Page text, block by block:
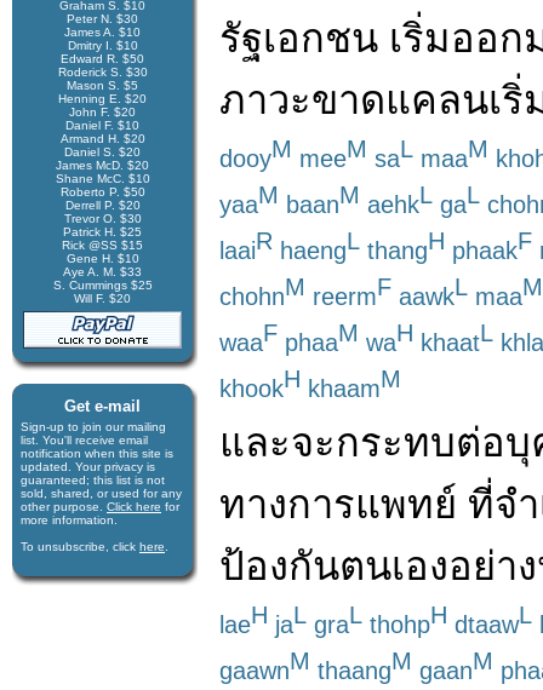
Graham S. $10
Peter N. $30
James A. $10
Dmitry I. $10
Edward R. $50
Roderick S. $30
Mason S. $5
Henning E. $20
John F. $20
Daniel F. $10
Armand H. $20
Daniel S. $20
James McD. $20
Shane McC. $10
Roberto P. $50
Derrell P. $20
Trevor O. $30
Patrick H. $25
Rick @SS $15
Gene H. $10
Aye A. M. $33
S. Cummings $25
Will F. $20
Get e-mail
Sign-up to join our mail­ing
list. You'll receive e­mail
notification when this site is
updated. Your privacy is
guaran­teed; this list is not
sold, shared, or used for any
other purpose. Click here for
more infor­mation.
To unsubscribe, click here
รัฐเอกชน เริ่มออก
ภาวะขาดแคลนเริ่
dooyM meeM saL maaM
yaaM baanM aehkL gaL
laaiR haengL thangH phaakF
chohnM reermF aawkL maaM
waaF phaaM waH khaatL
khookH khaamM
และจะกระทบต่อบุ
ทางการแพทย์ ที่จ
ป้องกันตนเองอย่า
laeH jaL graL thohpH dtaawL
gaawnM thaangM gaanM